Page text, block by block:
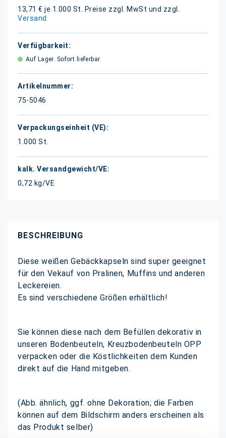
Informationen
13,71 € je 1.000 St.
Preise zzgl. MwSt und zzgl.
Versand
Auf Lager. Sofort lieferbar.
75-5046
1.000 St.
0,72 kg/VE
BESCHREIBUNG
Diese weißen Gebäckkapseln sind super geeignet
für den Vekauf von Pralinen, Muffins und anderen
Leckereien.
Es sind verschiedene Größen erhältlich!
Sie können diese nach dem Befüllen dekorativ in
unseren Bodenbeuteln, Kreuzbodenbeuteln OPP
verpacken oder die Köstlichkeiten dem Kunden
direkt auf die Hand mitgeben.
(Abb. ähnlich, ggf. ohne Dekoration; die Farben
können auf dem Bildschirm anders erscheinen als
das Produkt selber)